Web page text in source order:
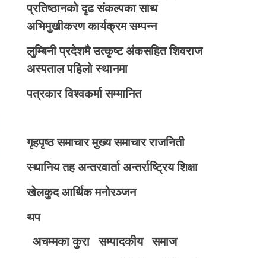
प्रतिष्ठानको दृढ संकल्पका साथ
अभिमुखीकरण कार्यक्रम सम्पन्न
लुम्बिनी प्रदेशमै उत्कृष्ट अंकसहित शिवराज
अस्पताल पहिलो स्थानमा
पत्रकार विश्वकर्मा सम्मानित
गृहपृष्ठ समाचार मुख्य समाचार राजनिती
स्थानिय तह अन्तरवार्ता अन्तर्राष्ट्रिय शिक्षा
खेलकुद आर्थिक मनोरञ्जन
थप
अचम्मका कुरा
सम्पादकीय
समाज